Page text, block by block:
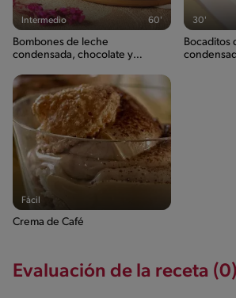
Intermedio 60'
Bombones de leche
condensada, chocolate y
30'
Bocaditos
Fácil
Crema de Café
Evaluación de la receta (0)